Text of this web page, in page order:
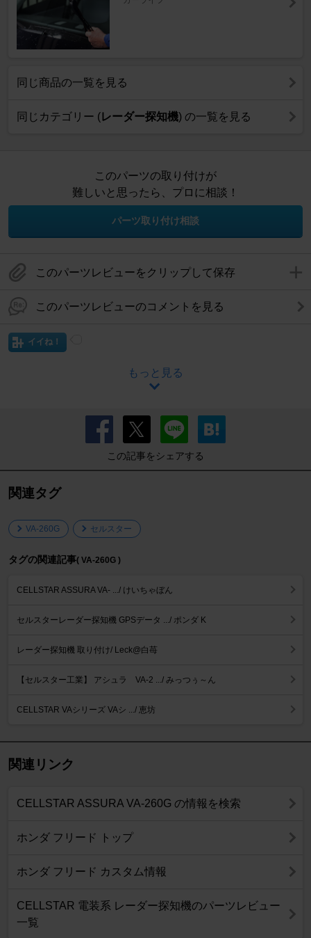
同じ商品の一覧を見る
同じカテゴリー (レーダー探知機) の一覧を見る
このパーツの取り付けが
難しいと思ったら、プロに相談！
パーツ取り付け相談
このパーツレビューをクリップして保存
このパーツレビューのコメントを見る
イイね！
もっと見る
この記事をシェアする
関連タグ
VA-260G セルスター
タグの関連記事( VA-260G )
CELLSTAR ASSURA VA- .../ けいちゃぼん
セルスターレーダー探知機 GPSデータ .../ ポンダ K
レーダー探知機 取り付け/ Leck@白苺
【セルスター工業】 アシュラ VA-2 .../ みっつぅ～ん
CELLSTAR VAシリーズ VAシ .../ 恵坊
関連リンク
CELLSTAR ASSURA VA-260G の情報を検索
ホンダ フリード トップ
ホンダ フリード カスタム情報
CELLSTAR 電装系 レーダー探知機のパーツレビュー
一覧